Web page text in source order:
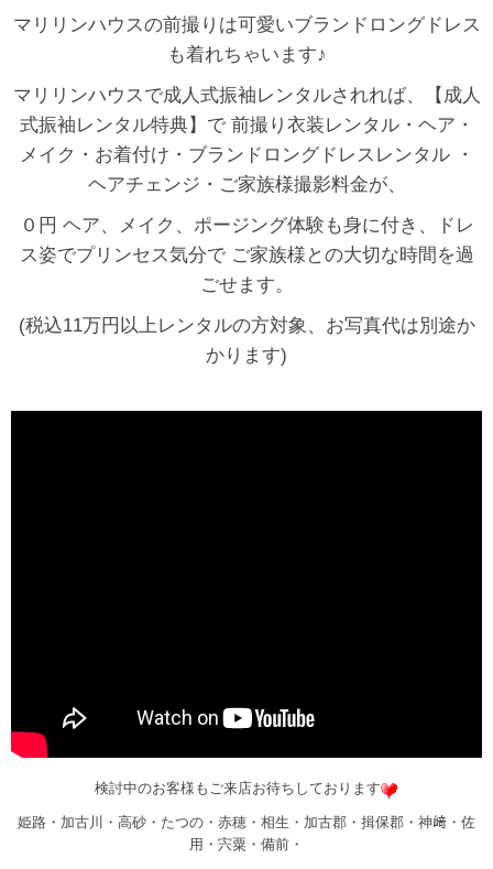
マリリンハウスの前撮りは可愛いブランドロングドレス
も着れちゃいます♪
マリリンハウスで成人式振袖レンタルされれば、【成人
式振袖レンタル特典】で 前撮り衣装レンタル・ヘア・
メイク・お着付け・ブランドロングドレスレンタル ・
ヘアチェンジ・ご家族様撮影料金が、
０円 ヘア、メイク、ポージング体験も身に付き、ドレ
ス姿でプリンセス気分で ご家族様との大切な時間を過
ごせます。
(税込11万円以上レンタルの方対象、お写真代は別途か
かります)
検討中のお客様もご来店お待ちしております
姫路・加古川・高砂・たつの・赤穂・相生・加古郡・揖保郡・神﨑・佐
用・宍粟・備前・